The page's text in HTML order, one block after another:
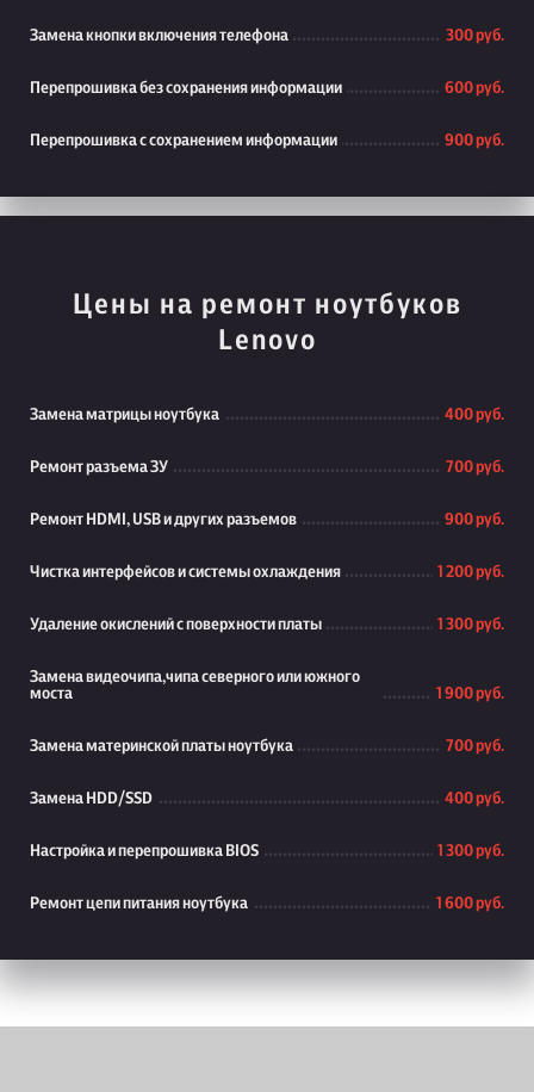
Замена кнопки включения телефона 300 руб.
Перепрошивка без сохранения информации 600 руб.
Перепрошивка с сохранением информации 900 руб.
Цены на ремонт ноутбуков
Lenovo
Замена матрицы ноутбука 400 руб.
Ремонт разъема ЗУ 700 руб.
Ремонт HDMI, USB и других разъемов 900 руб.
Чистка интерфейсов и системы охлаждения 1 200 руб.
Удаление окислений с поверхности платы 1 300 руб.
Замена видеочипа,чипа северного или южного
моста
1 900 руб.
Замена материнской платы ноутбука 700 руб.
Замена HDD/SSD 400 руб.
Настройка и перепрошивка BIOS 1 300 руб.
Ремонт цепи питания ноутбука 1 600 руб.